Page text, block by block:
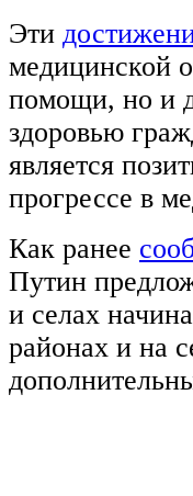
Эти
медицинской
помощи, но и
здоровью
является
прогрессе в
Как ранее
Путин
и селах
районах и на